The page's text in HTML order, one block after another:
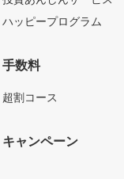
ハッピープログラム
手数料
超割コース
キャンペーン